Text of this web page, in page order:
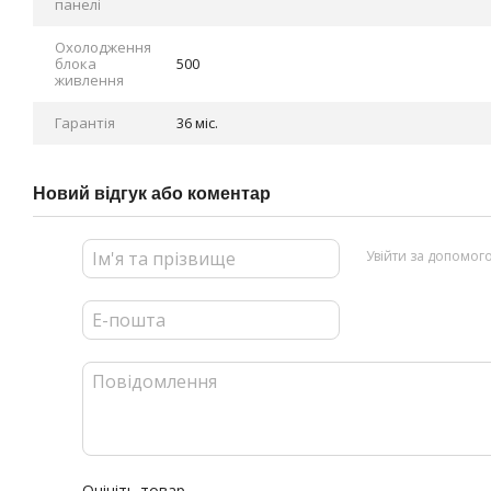
панелі
Охолодження
блока
живлення
500
Гарантія 36 міс.
Новий відгук або коментар
Увійти за